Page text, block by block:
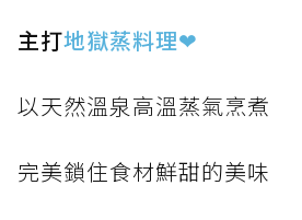
主打地獄蒸料理❤
以天然溫泉高溫蒸氣烹煮
完美鎖住食材鮮甜的美味